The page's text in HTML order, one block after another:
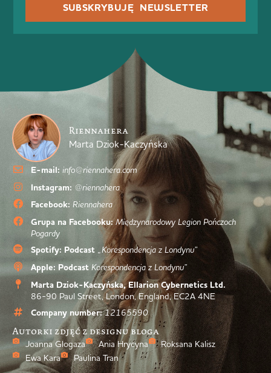
SUBSKRYBUJĘ NEWSLETTER
Riennahera
Marta Dziok-Kaczyńska
E-mail: info@riennahera.com
Instagram: @riennahera
Facebook: Riennahera
Grupa na Facebooku: Międzynarodowy Legion Pończoch
Pogardy
Spotify: Podcast „Korespondencja z Londynu”
Apple: Podcast Korespondencja z Londynu”
Marta Dziok-Kaczyńska, Ellarion Cybernetics Ltd.
86-90 Paul Street, London, England, EC2A 4NE
Company number: 12165590
Autorki zdjęć z designu bloga
Joanna Glogaza Ania Hrycyna
Roksana Kalisz
Ewa Kara
Paulina Tran